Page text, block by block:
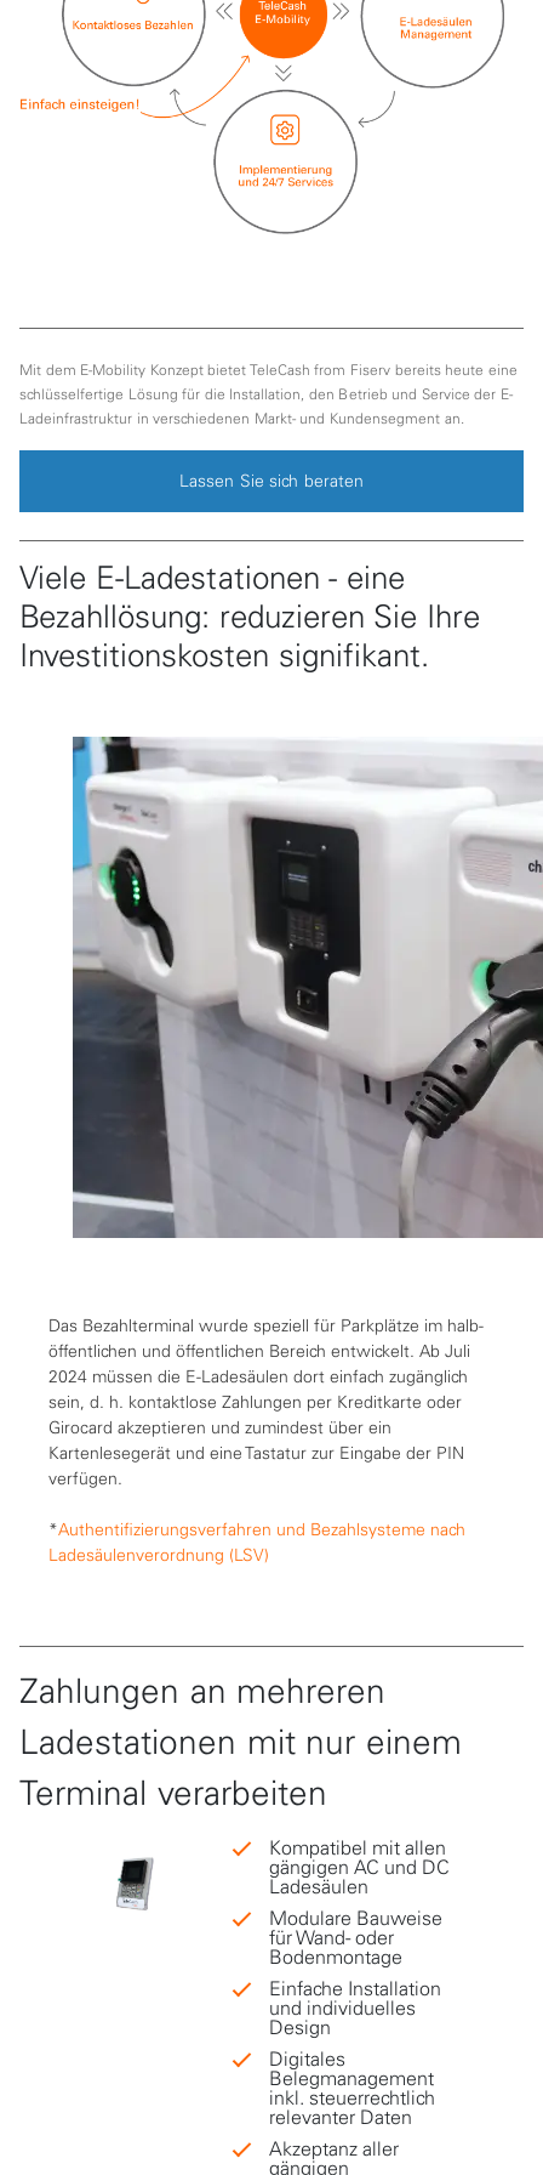
Mit dem E-Mobility Konzept bietet TeleCash from Fiserv bereits heute eine
schlüsselfertige Lösung für die Installation, den Betrieb und Service der E-
Ladeinfrastruktur in verschiedenen Markt- und Kundensegment an.
Lassen Sie sich beraten
Viele E-Ladestationen - eine
Bezahllösung: reduzieren Sie Ihre
Investitionskosten signifikant.
Das Bezahlterminal wurde speziell für Parkplätze im halb-
öffentlichen und öffentlichen Bereich entwickelt. Ab Juli
2024 müssen die E-Ladesäulen dort einfach zugänglich
sein, d. h. kontaktlose Zahlungen per Kreditkarte oder
Girocard akzeptieren und zumindest über ein
Kartenlesegerät und eine Tastatur zur Eingabe der PIN
verfügen.
*Authentifizierungsverfahren und Bezahlsysteme nach
Ladesäulenverordnung (LSV)
Zahlungen an mehreren
Ladestationen mit nur einem
Terminal verarbeiten
Kompatibel mit allen
gängigen AC und DC
Ladesäulen
Modulare Bauweise
für Wand- oder
Bodenmontage
Einfache Installation
und individuelles
Design
Digitales
Belegmanagement
inkl. steuerrechtlich
relevanter Daten
Akzeptanz aller
gängigen